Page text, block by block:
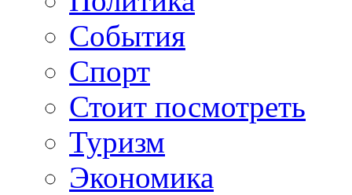
События
Спорт
Стоит посмотреть
Туризм
Экономика